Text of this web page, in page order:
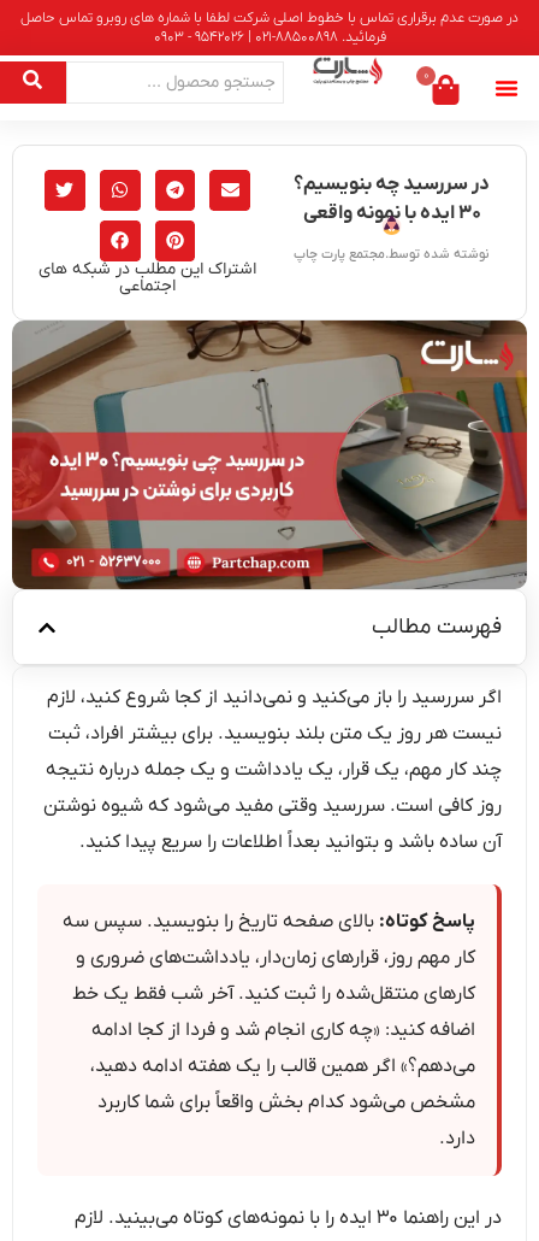
در صورت عدم برقراری تماس با خطوط اصلی شرکت لطفا با شماره های روبرو تماس حاصل
فرمائید. 88500898-021 | 9542026 - 0903
0
در سررسید چه بنویسیم؟
۳۰ ایده با نمونه واقعی
نوشته شده توسط.مجتمع پارت چاپ
اشتراک این مطلب در شبکه های
اجتماعی
فهرست مطالب
اگر سررسید را باز می‌کنید و نمی‌دانید از کجا شروع کنید، لازم
نیست هر روز یک متن بلند بنویسید. برای بیشتر افراد، ثبت
چند کار مهم، یک قرار، یک یادداشت و یک جمله درباره نتیجه
روز کافی است. سررسید وقتی مفید می‌شود که شیوه نوشتن
آن ساده باشد و بتوانید بعداً اطلاعات را سریع پیدا کنید.
پاسخ کوتاه: بالای صفحه تاریخ را بنویسید. سپس سه
کار مهم روز، قرارهای زمان‌دار، یادداشت‌های ضروری و
کارهای منتقل‌شده را ثبت کنید. آخر شب فقط یک خط
اضافه کنید: «چه کاری انجام شد و فردا از کجا ادامه
می‌دهم؟» اگر همین قالب را یک هفته ادامه دهید،
مشخص می‌شود کدام بخش واقعاً برای شما کاربرد
دارد.
در این راهنما ۳۰ ایده را با نمونه‌های کوتاه می‌بینید. لازم